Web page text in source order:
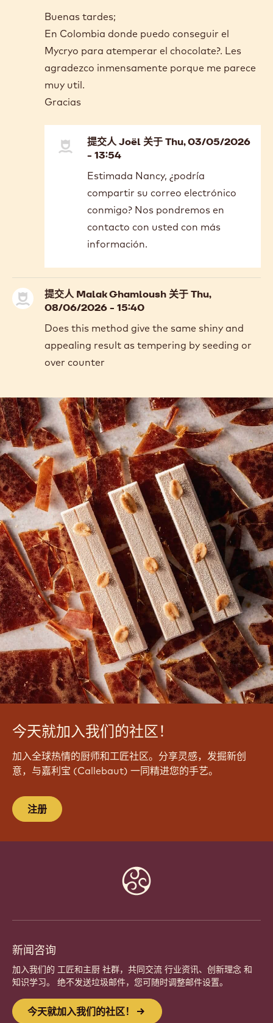
Buenas tardes;
En Colombia donde puedo conseguir el
Mycryo para atemperar el chocolate?. Les
agradezco inmensamente porque me parece
muy util.
Gracias
提交人Joël 关于 Thu, 03/05/2026
- 13:54
reply
to
Buenas
tardes;
Colombia…
Nancy
Forero
Estimada Nancy, ¿podría
compartir su correo electrónico
conmigo? Nos pondremos en
contacto con usted con más
información.
提交人Malak Ghamloush 关于 Thu,
08/06/2026 - 15:40
Does this method give the same shiny and
appealing result as tempering by seeding or
over counter
今天就加入我们的社区！
加入全球热情的厨师和工匠社区。分享灵感，发掘新创
意，与嘉利宝 (Callebaut) 一同精进您的手艺。
注册
新闻咨询
加入我们的 工匠和主厨 社群，共同交流 行业资讯、创新理念 和
知识学习。 绝不发送垃圾邮件，您可随时调整邮件设置。
今天就加入我们的社区！